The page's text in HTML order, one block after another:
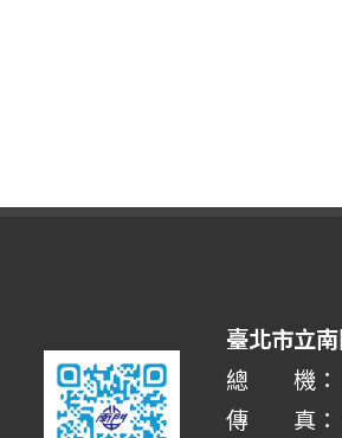
臺北市立
總 機：
傳 真：